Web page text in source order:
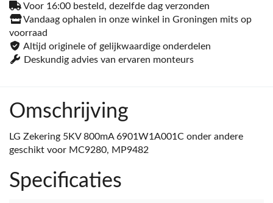
Voor 16:00 besteld, dezelfde dag verzonden
Vandaag ophalen in onze winkel in Groningen mits op
voorraad
Altijd originele of gelijkwaardige onderdelen
Deskundig advies van ervaren monteurs
Omschrijving
LG Zekering 5KV 800mA 6901W1A001C onder andere
geschikt voor MC9280, MP9482
Specificaties